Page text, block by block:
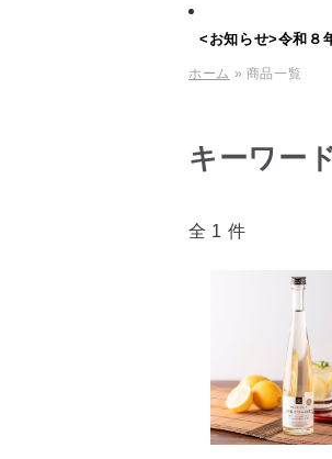
<お知らせ>令和８
ホーム » 商品一覧
キーワー
全 1 件